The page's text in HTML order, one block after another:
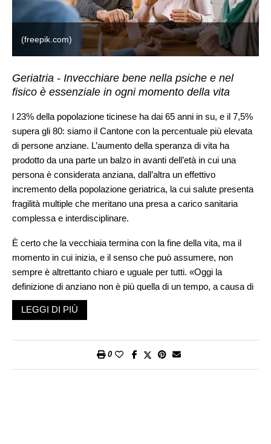
(freepik.com)
Geriatria - Invecchiare bene nella psiche e nel
fisico è essenziale in ogni momento della vita
l 23% della popolazione ticinese ha dai 65 anni in su, e il 7,5%
supera gli 80: siamo il Cantone con la percentuale più elevata
di persone anziane. L’aumento della speranza di vita ha
prodotto da una parte un balzo in avanti dell’età in cui una
persona è considerata anziana, dall’altra un effettivo
incremento della popolazione geriatrica, la cui salute presenta
fragilità multiple che meritano una presa a carico sanitaria
complessa e interdisciplinare.
È certo che la vecchiaia termina con la fine della vita, ma il
momento in cui inizia, e il senso che può assumere, non
sempre è altrettanto chiaro e uguale per tutti. «Oggi la
definizione di anziano non è più quella di un tempo, a causa di
un totale cambiamento di paradigma: il 65enne di oggi non è
considerato anziano ma al pari di un 45enne di ieri. Perciò la
Sono le parole del geriatra e specialista di medicina interna alla
LEGGI DI PIÙ
0